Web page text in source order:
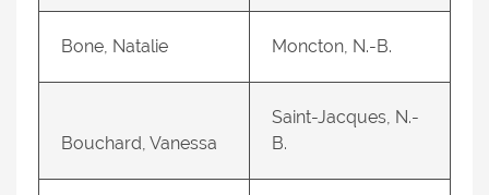
Bone, Natalie Moncton, N.-B.
Bouchard, Vanessa
Saint-Jacques, N.-
B.